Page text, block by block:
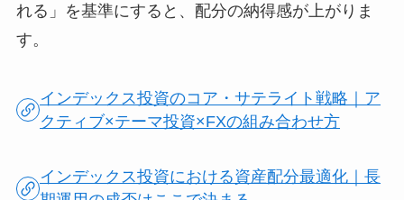
れる」を基準にすると、配分の納得感が上がりま
す。
インデックス投資のコア・サテライト戦略｜ア
クティブ×テーマ投資×FXの組み合わせ方
インデックス投資における資産配分最適化｜長